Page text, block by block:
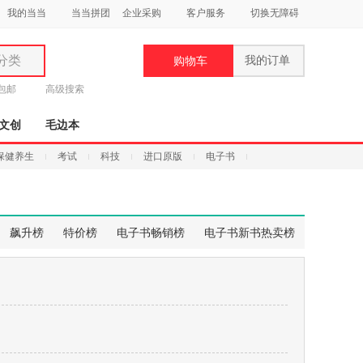
我的当当 当当拼团 企业采购 客户服务 切换无障碍
类
邮 高级搜索
购物车 我的订单
创 毛边本
健养生 考试 科技 进口原版 电子书
飙升榜 特价榜 电子书畅销榜 电子书新书热卖榜